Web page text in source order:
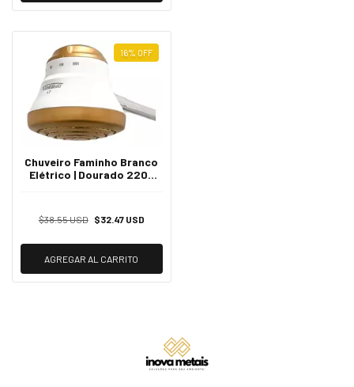
16% OFF
Chuveiro Faminho Branco
Elétrico | Dourado 220v
$38.55 USD $32.47 USD
AGREGAR AL CARRITO